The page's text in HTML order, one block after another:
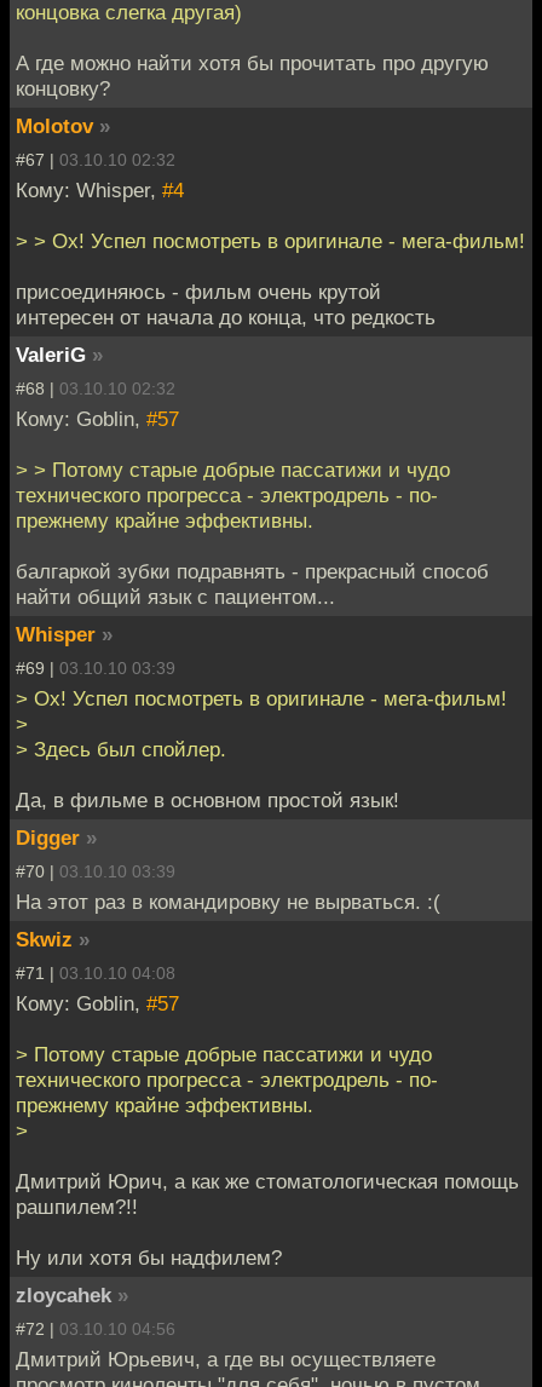
концовка слегка другая)
А где можно найти хотя бы прочитать про другую
концовку?
Molotov »
#67 | 03.10.10 02:32
Кому: Whisper, #4
> > Ох! Успел посмотреть в оригинале - мега-фильм!
присоединяюсь - фильм очень крутой
интересен от начала до конца, что редкость
ValeriG »
#68 | 03.10.10 02:32
Кому: Goblin, #57
> > Потому старые добрые пассатижи и чудо
технического прогресса - электродрель - по-
прежнему крайне эффективны.
балгаркой зубки подравнять - прекрасный способ
найти общий язык с пациентом...
Whisper »
#69 | 03.10.10 03:39
> Ох! Успел посмотреть в оригинале - мега-фильм!
>
> Здесь был спойлер.
Да, в фильме в основном простой язык!
Digger »
#70 | 03.10.10 03:39
На этот раз в командировку не вырваться. :(
Skwiz »
#71 | 03.10.10 04:08
Кому: Goblin, #57
> Потому старые добрые пассатижи и чудо
технического прогресса - электродрель - по-
прежнему крайне эффективны.
>
Дмитрий Юрич, а как же стоматологическая помощь
рашпилем?!!
Ну или хотя бы надфилем?
zloycahek »
#72 | 03.10.10 04:56
Дмитрий Юрьевич, а где вы осуществляете